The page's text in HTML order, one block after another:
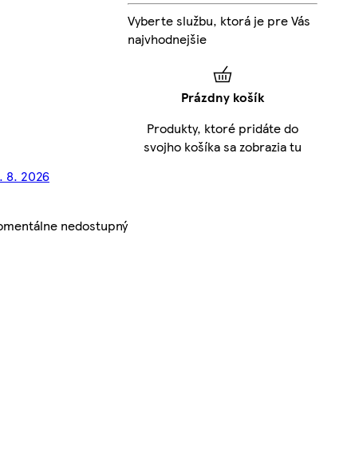
8. 2026
nedostupný
Vyberte službu, ktorá je pre Vás
najvhodnejšie
Prázdny košík
Produkty, ktoré pridáte do
svojho košíka sa zobrazia tu